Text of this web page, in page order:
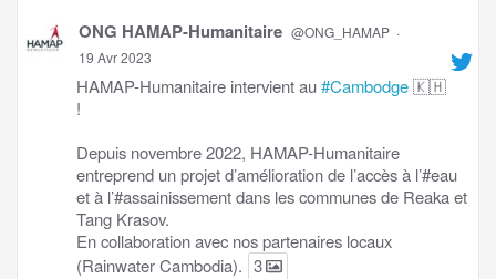
ONG HAMAP-Humanitaire @ONG_HAMAP ·
19 Avr 2023
HAMAP-Humanitaire intervient au#Cambodge🇰🇭
!
Depuis novembre 2022, HAMAP-Humanitaire
entreprend un projet d’amélioration de l’accès à l’#eau
et à l’#assainissement dans les communes de Reaka et
Tang Krasov.
En collaboration avec nos partenaires locaux
(Rainwater Cambodia). 3